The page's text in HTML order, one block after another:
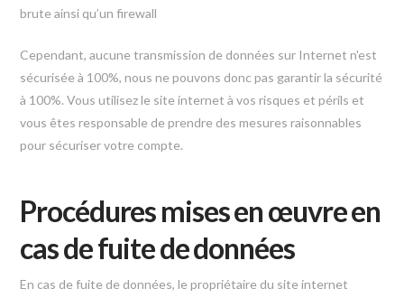
brute ainsi qu’un firewall
Cependant, aucune transmission de données sur Internet n'est
sécurisée à 100%, nous ne pouvons donc pas garantir la sécurité
à 100%. Vous utilisez le site internet à vos risques et périls et
vous êtes responsable de prendre des mesures raisonnables
pour sécuriser votre compte.
Procédures mises en œuvre en
cas de fuite de données
En cas de fuite de données, le propriétaire du site internet